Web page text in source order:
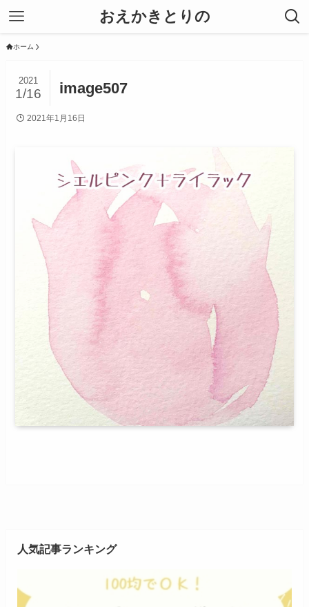
おえかきとりの
ホーム
image507
2021
1/16
2021年1月16日
人気記事ランキング